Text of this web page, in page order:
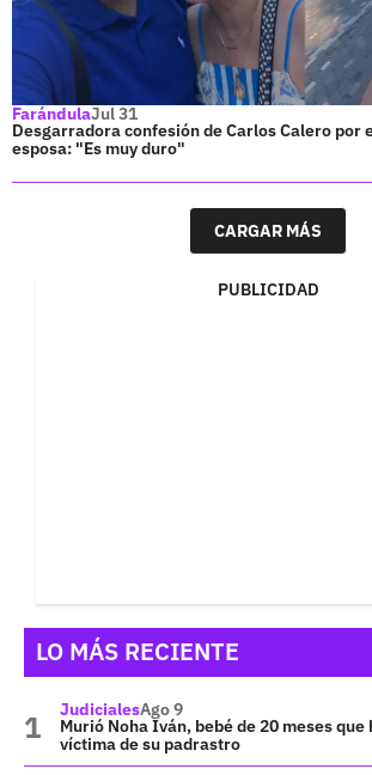
FarándulaJul 31
Desgarradora confesión de Carlos Calero por
esposa: "Es muy duro"
CARGAR MÁS
PUBLICIDAD
LO MÁS RECIENTE
JudicialesAgo 9
Murió Noha Iván, bebé de 20 meses
víctima de su padrastro